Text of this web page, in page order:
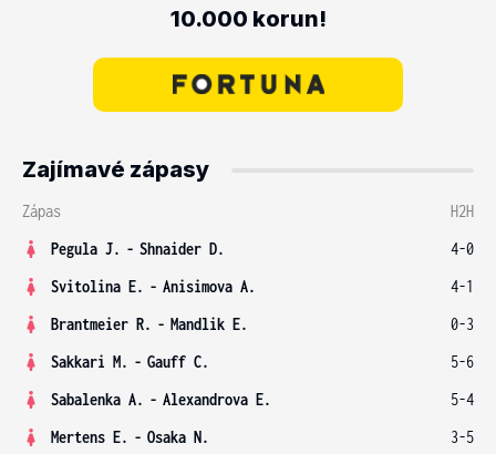
10.000 korun!
Zajímavé zápasy
Zápas
H2H
Pegula J. - Shnaider D.
4-0
Svitolina E. - Anisimova A.
4-1
Brantmeier R. - Mandlik E.
0-3
Sakkari M. - Gauff C.
5-6
Sabalenka A. - Alexandrova E.
5-4
Mertens E. - Osaka N. 3-5